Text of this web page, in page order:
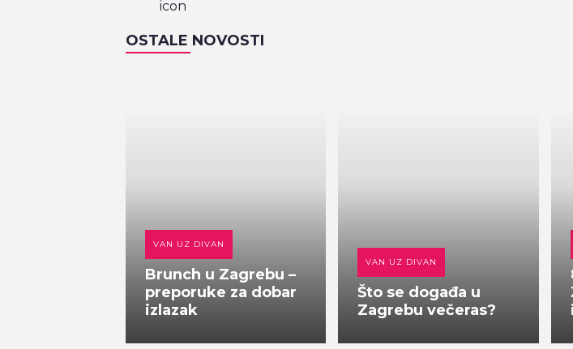
OSTALE NOVOSTI
VAN UZ DIVAN
Brunch u Zagrebu –
preporuke za dobar
izlazak
VAN UZ DIVAN
Što se događa u
Zagrebu večeras?